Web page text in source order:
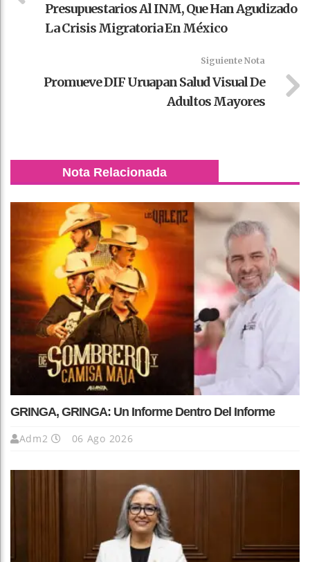
Presupuestarios Al INM, Que Han Agudizado
La Crisis Migratoria En México
Siguiente Nota
Promueve DIF Uruapan Salud Visual De
Adultos Mayores
Nota Relacionada
GRINGA, GRINGA: Un Informe Dentro Del Informe
Adm2 06 Ago 2026